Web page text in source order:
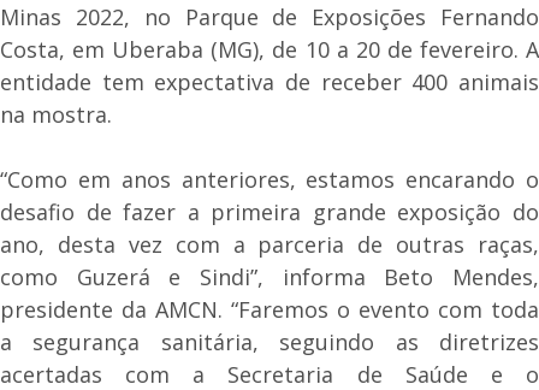
Minas 2022, no Parque de Exposições Fernando
Costa, em Uberaba (MG), de 10 a 20 de fevereiro. A
entidade tem expectativa de receber 400 animais
na mostra.
“Como em anos anteriores, estamos encarando o
desafio de fazer a primeira grande exposição do
ano, desta vez com a parceria de outras raças,
como Guzerá e Sindi”, informa Beto Mendes,
presidente da AMCN. “Faremos o evento com toda
a segurança sanitária, seguindo as diretrizes
acertadas com a Secretaria de Saúde e o